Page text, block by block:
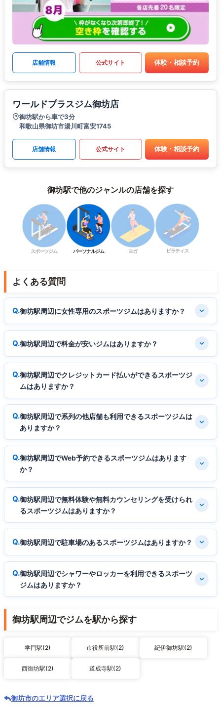
店舗情報 公式サイト 体験・相談予約
ワールドプラスジム御坊店
御坊駅から車で3分
和歌山県御坊市湯川町富安1745
店舗情報 公式サイト 体験・相談予約
御坊駅で他のジャンルの店舗を探す
スポーツジム パーソナルジム ヨガ ピラティス
よくある質問
御坊駅周辺に女性専用のスポーツジムはありますか？
御坊駅周辺で料金が安いジムはありますか？
御坊駅周辺でクレジットカード払いができるスポーツジ
ムはありますか？
御坊駅周辺で系列の他店舗も利用できるスポーツジムは
ありますか？
御坊駅周辺でWeb予約できるスポーツジムはあります
か？
御坊駅周辺で無料体験や無料カウンセリングを受けられ
るスポーツジムはありますか？
御坊駅周辺で駐車場のあるスポーツジムはありますか？
御坊駅周辺でシャワーやロッカーを利用できるスポーツ
ジムはありますか？
御坊駅周辺でジムを駅から探す
学門駅(2) 市役所前駅(2) 紀伊御坊駅(2)
西御坊駅(2) 道成寺駅(2)
御坊市のエリア選択に戻る